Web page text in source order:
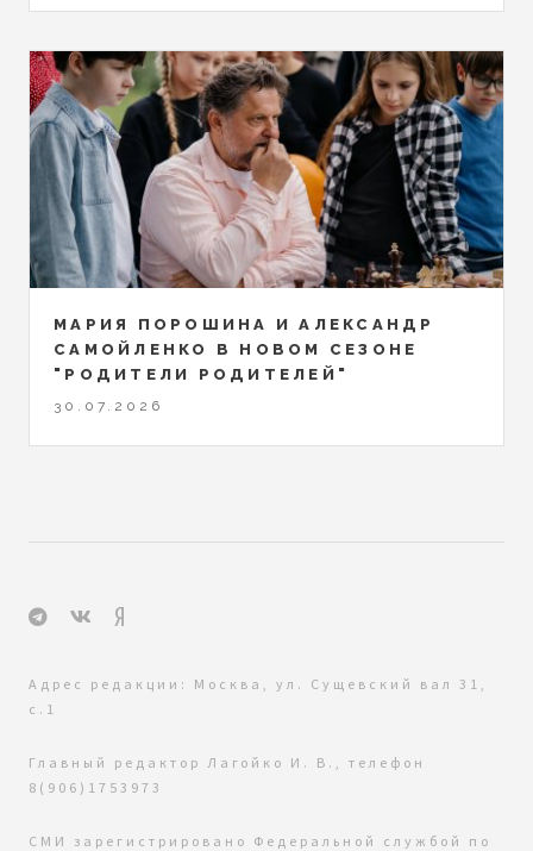
МАРИЯ ПОРОШИНА И АЛЕКСАНДР
САМОЙЛЕНКО В НОВОМ СЕЗОНЕ
"РОДИТЕЛИ РОДИТЕЛЕЙ"
30.07.2026
Адрес редакции: Москва, ул. Сущевский вал 31,
с.1
Главный редактор Лагойко И. В., телефон
8(906)1753973
СМИ зарегистрировано Федеральной службой по